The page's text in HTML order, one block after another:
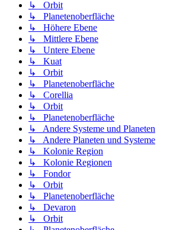
↳ Orbit
↳ Planetenoberfläche
↳ Höhere Ebene
↳ Mittlere Ebene
↳ Untere Ebene
↳ Kuat
↳ Orbit
↳ Planetenoberfläche
↳ Corellia
↳ Orbit
↳ Planetenoberfläche
↳ Andere Systeme und Planeten
↳ Andere Planeten und Systeme
↳ Kolonie Region
↳ Kolonie Regionen
↳ Fondor
↳ Orbit
↳ Planetenoberfläche
↳ Devaron
↳ Orbit